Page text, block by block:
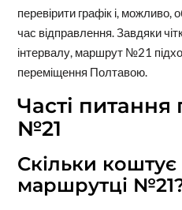
перевірити графік і,
час відправлення. Завдяки
інтервалу, маршрут №21
переміщення Полтавою.
Часті
№21
Скільки коштує
маршрутці